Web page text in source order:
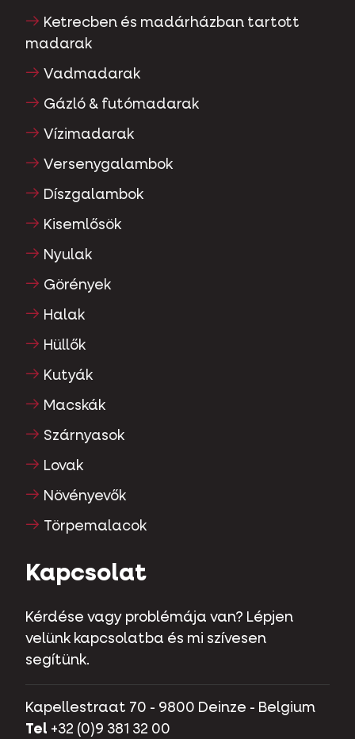
Ketrecben és madárházban tartott
madarak
Vadmadarak
Gázló & futómadarak
Vízimadarak
Versenygalambok
Díszgalambok
Kisemlősök
Nyulak
Görények
Halak
Hüllők
Kutyák
Macskák
Szárnyasok
Lovak
Növényevők
Törpemalacok
Kapcsolat
Kérdése vagy problémája van? Lépjen
velünk kapcsolatba és mi szívesen
segítünk.
Kapellestraat 70 - 9800 Deinze - Belgium
Tel +32 (0)9 381 32 00